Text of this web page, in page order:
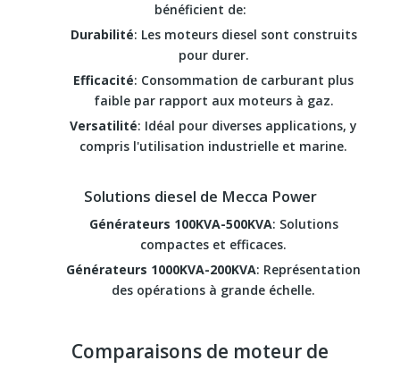
bénéficient de:
Durabilité: Les moteurs diesel sont construits
pour durer.
Efficacité: Consommation de carburant plus
faible par rapport aux moteurs à gaz.
Versatilité: Idéal pour diverses applications, y
compris l'utilisation industrielle et marine.
Solutions diesel de Mecca Power
Générateurs 100KVA-500KVA: Solutions
compactes et efficaces.
Générateurs 1000KVA-200KVA: Représentation
des opérations à grande échelle.
Comparaisons de moteur de